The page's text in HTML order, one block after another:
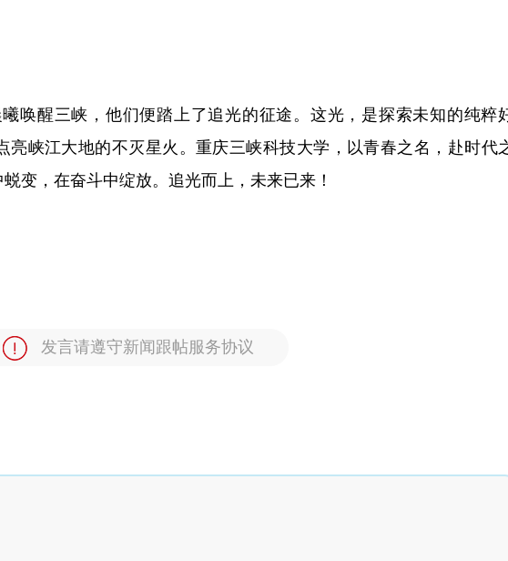
唤醒三峡，他们便踏上了追光的征途。这光，是探索未知的纯粹
亮峡江大地的不灭星火。重庆三峡科技大学，以青春之名，赴时代
变，在奋斗中绽放。追光而上，未来已来！
发言请遵守新闻跟帖服务协议